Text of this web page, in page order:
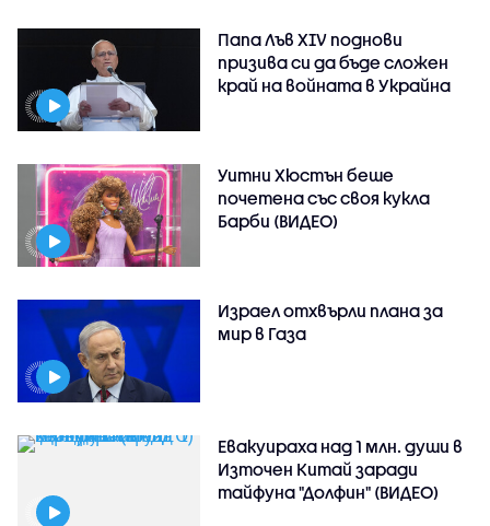
Папа Лъв XIV поднови
призива си да бъде сложен
край на войната в Украйна
Уитни Хюстън беше
почетена със своя кукла
Барби (ВИДЕО)
Израел отхвърли плана за
мир в Газа
Евакуираха над 1 млн. души в
Източен Китай заради
тайфуна "Долфин" (ВИДЕО)